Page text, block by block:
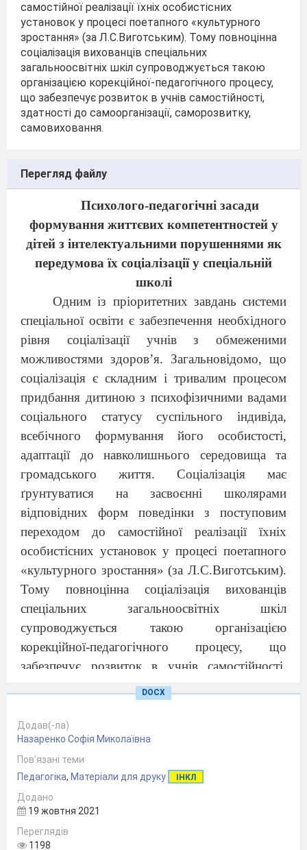
самостійної реалізації їхніх особистісних
установок у процесі поетапного «культурного
зростання» (за Л.С.Виготським). Тому повноцінна
соціалізація вихованців спеціальних
загальноосвітніх шкіл супроводжується такою
організацією корекційної-педагогічного процесу,
що забезпечує розвиток в учнів самостійності,
здатності до самоорганізації, саморозвитку,
самовиховання.
Перегляд файлу
Психолого-педагогічні засади
формування життєвих компетентностей у
дітей з інтелектуальними порушеннями як
передумова їх соціалізації у спеціальній
школі
Одним із пріоритетних завдань системи
спеціальної освіти є забезпечення необхідного
рівня соціалізації учнів з обмеженими
можливостями здоров’я. Загальновідомо, що
соціалізація є складним і тривалим процесом
придбання дитиною з психофізичними вадами
соціального статусу суспільного індивіда,
всебічного формування його особистості,
адаптації до навколишнього середовища та
громадського життя. Соціалізація має
ґрунтуватися на засвоєнні школярами
відповідних форм поведінки з поступовим
переходом до самостійної реалізації їхніх
особистісних установок у процесі поетапного
«культурного зростання» (за Л.С.Виготським).
Тому повноцінна соціалізація вихованців
спеціальних загальноосвітніх шкіл
супроводжується такою організацією
корекційної-педагогічного процесу, що
забезпечує розвиток в учнів самостійності,
здатності до самоорганізації, саморозвитку,
За означенням, прийнятим XX сесією
Генеральної конференції ЮНЕСКО, освіта – це
процес і результат удосконалення здібностей і
поведінки особистості, при якому вона досягає
соціальної зрілості та індивідуального
зростання. Враховуючи зазначене, загальну
освіту слід розглядати, як таку, що дає знання,
DOCX
Додав(-ла)
Назаренко Софія Миколаївна
Пов’язані теми
Педагогіка, Матеріали для друку ІНКЛ
Додано
19 жовтня 2021
Переглядів
1198